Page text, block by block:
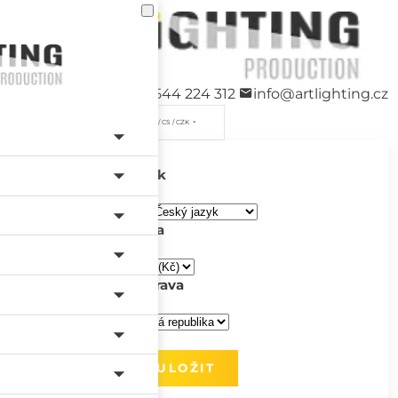
+420 544 224 312 info@artlighting.cz
/ CS / CZK
Jazyk
Měna
Doprava